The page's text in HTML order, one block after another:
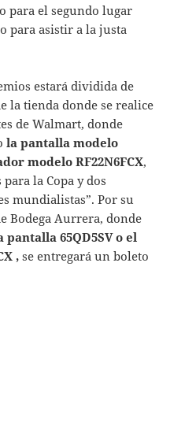
para el segundo lugar
para asistir a la justa
estará dividida de
la tienda donde se realice
de Walmart, donde
la pantalla modelo
modelo RF22N6FCX,
la Copa y dos
mundialistas”. Por su
Bodega Aurrera, donde
pantalla 65QD5SV o el
,se entregará un boleto